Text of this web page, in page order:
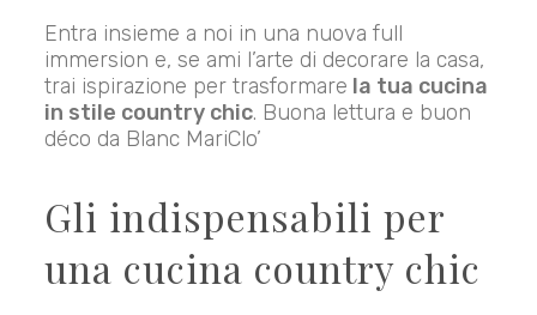
Entra insieme a noi in una nuova full
immersion e, se ami l’arte di decorare la casa,
trai ispirazione per trasformare la tua cucina
in stile country chic. Buona lettura e buon
déco da Blanc MariClo’
Gli indispensabili per
una cucina country chic